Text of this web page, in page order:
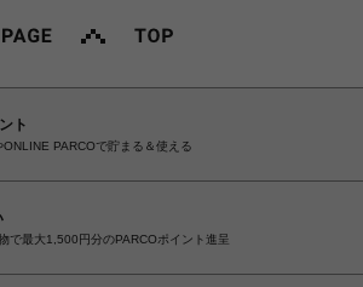
ト
ONLINE PARCOで貯まる＆使える
で最大1,500円分のPARCOポイント進呈